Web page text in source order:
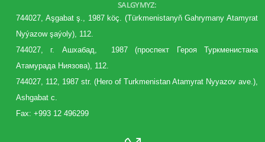
SALGYMYZ:
744027, Aşgabat ş., 1987 köç. (Türkmenistanyň Gahrymany Atamyrat
Nyýazow şaýoly), 112.
744027, г. Aшхабад, 1987 (проспект
Героя Туркменистана
Атамурада Ниязова), 112.
744027, 112, 1987 str. (Hero of Turkmenistan Atamyrat Nyyazov ave.),
Ashgabat c.
Fax: +993 12 496299